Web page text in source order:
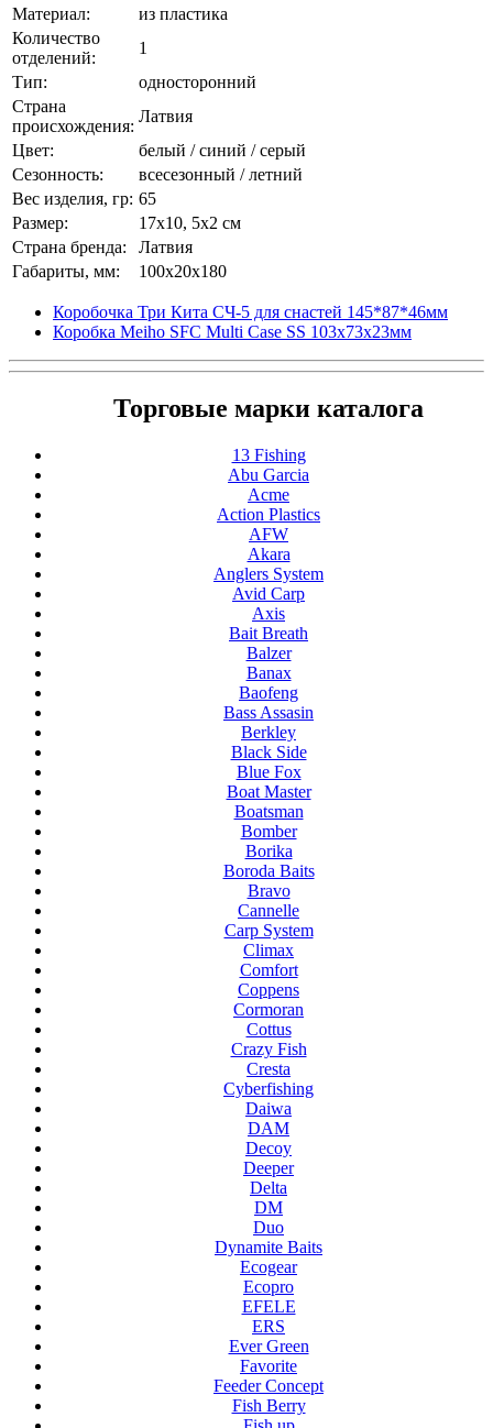
Материал:
из пластика
Количество
отделений:
1
Тип:
односторонний
Страна
происхождения:
Латвия
Цвет:
белый / синий / серый
Сезонность:
всесезонный / летний
Вес изделия, гр: 65
Размер:
17x10, 5x2 см
Страна бренда:
Латвия
Габариты, мм:
100x20x180
Коробочка Три Кита СЧ-5 для снастей 145*87*46мм
Коробка Meiho SFC Multi Case SS 103x73x23мм
Торговые марки каталога
13 Fishing
Abu Garcia
Acme
Action Plastics
AFW
Akara
Anglers System
Avid Carp
Axis
Bait Breath
Balzer
Banax
Baofeng
Bass Assasin
Berkley
Black Side
Blue Fox
Boat Master
Boatsman
Bomber
Borika
Boroda Baits
Bravo
Cannelle
Carp System
Climax
Comfort
Coppens
Cormoran
Cottus
Crazy Fish
Cresta
Cyberfishing
Daiwa
DAM
Decoy
Deeper
Delta
DM
Duo
Dynamite Baits
Ecogear
Ecopro
EFELE
ERS
Ever Green
Favorite
Feeder Concept
Fish Berry